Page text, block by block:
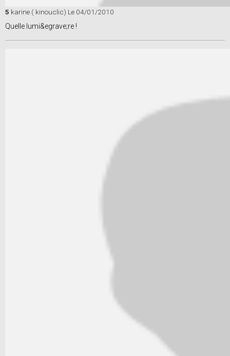
5 karine ( kinouclic) Le 04/01/2010
Quelle lumi&egrave;re !